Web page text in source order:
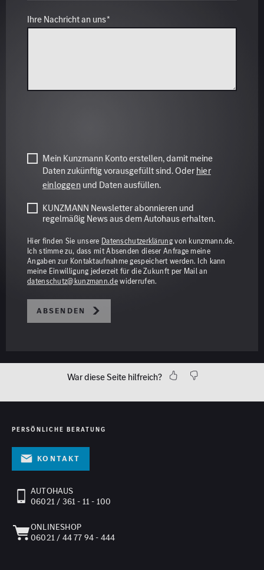
Mein Kunzmann Konto erstellen, damit meine
Daten zukünftig vorausgefüllt sind. Oderhier
einloggenund Daten ausfüllen.
KUNZMANN Newsletter abonnieren und
regelmäßig News aus dem Autohaus erhalten.
Hier finden Sie unsere Datenschutzerklärungvon kunzmann.de.
Ich stimme zu, dass mit Absenden dieser Anfrage meine
Angaben zur Kontaktaufnahme gespeichert werden. Ich kann
meine Einwilligung jederzeit für die Zukunft per Mail an
datenschutz@kunzmann.dewiderrufen.
Absenden
War diese Seite hilfreich?
PERSÖNLICHE BERATUNG
Kontakt
AUTOHAUS
06021 / 361 - 11 - 100
ONLINESHOP
06021 / 44 77 94 - 444